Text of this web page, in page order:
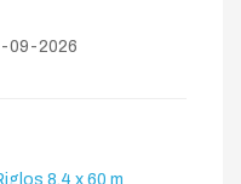
09-2026